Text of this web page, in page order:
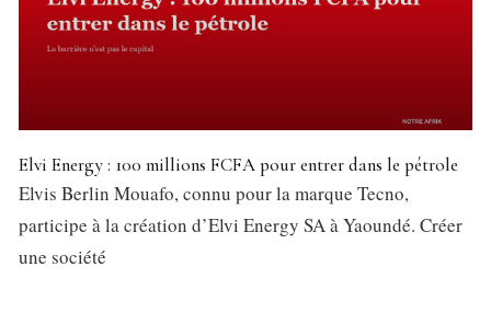
Elvi Energy : 100 millions FCFA pour entrer dans le pétrole
Elvis Berlin Mouafo, connu pour la marque Tecno,
participe à la création d’Elvi Energy SA à Yaoundé. Créer
une société